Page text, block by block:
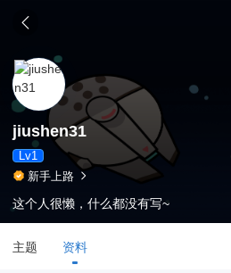
jiushen31
Lv1
新手上路
这个人很懒，什么都没有写~
主题 资料